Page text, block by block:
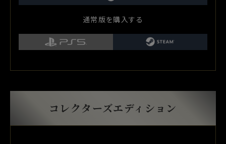
通常版を購入する
コレクターズエディション